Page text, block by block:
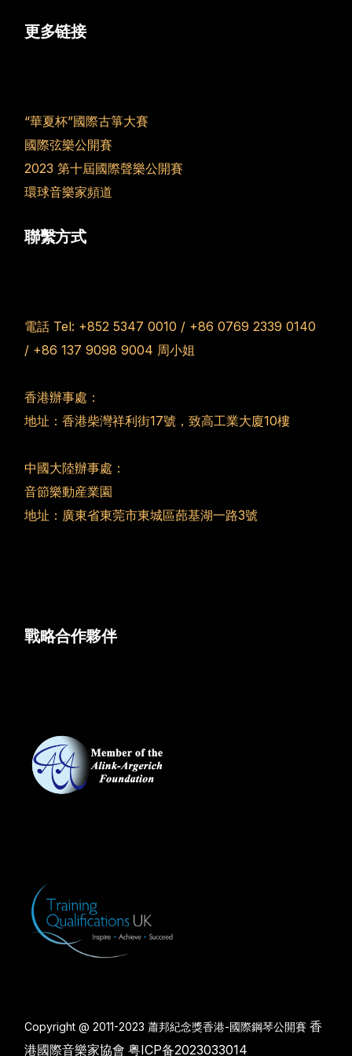
更多链接
“華夏杯”國際古箏大賽
國際弦樂公開賽
2023 第十屆國際聲樂公開賽
環球音樂家頻道
聯繫方式
電話 Tel: +852 5347 0010 / +86 0769 2339 0140
/ +86 137 9098 9004 周小姐
香港辦事處：
地址：香港柴灣祥利街17號，致高工業大廈10樓
中國大陸辦事處：
音節樂動産業園
地址：廣東省東莞市東城區蓢基湖一路3號
戰略合作夥伴
Copyright @ 2011-2023 蕭邦紀念獎香港-國際鋼琴公開賽香
港國際音樂家協會 粤ICP备2023033014